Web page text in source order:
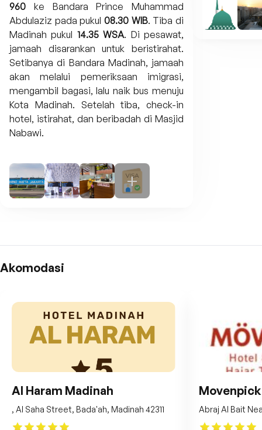
960 ke Bandara Prince Muhammad
Abdulaziz pada pukul 08.30 WIB. Tiba di
Madinah pukul 14.35 WSA. Di pesawat,
jamaah disarankan untuk beristirahat.
Setibanya di Bandara Madinah, jamaah
akan melalui pemeriksaan imigrasi,
mengambil bagasi, lalu naik bus menuju
Kota Madinah. Setelah tiba, check-in
hotel, istirahat, dan beribadah di Masjid
Nabawi.
Akomodasi
Al Haram Madinah
, Al Saha Street, Bada'ah, Madinah 42311 Abraj Al Bait